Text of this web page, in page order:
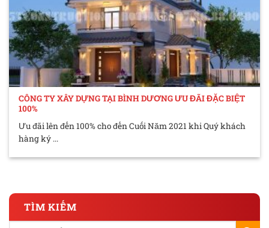
CÔNG TY XÂY DỰNG TẠI BÌNH DƯƠNG ƯU ĐÃI ĐẶC BIỆT
100%
Ưu đãi lên đến 100% cho đến Cuối Năm 2021 khi Quý khách
hàng ký ...
TÌM KIẾM